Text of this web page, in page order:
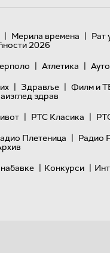
| Мерила времена | Рат
2026
| Атлетика |
| Здравље | Филм и
здрав
| РТС Класика |
Плетеница | Радио
| Конкурси |